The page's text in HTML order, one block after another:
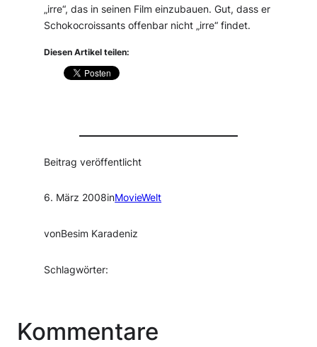
„irre“, das in seinen Film einzubauen. Gut, dass er
Schokocroissants offenbar nicht „irre“ findet.
Diesen Artikel teilen:
Beitrag veröffentlicht
6. März 2008inMovieWelt
vonBesim Karadeniz
Schlagwörter:
Kommentare